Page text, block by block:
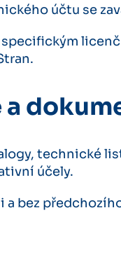
účtu se
technické
účely.
a bez